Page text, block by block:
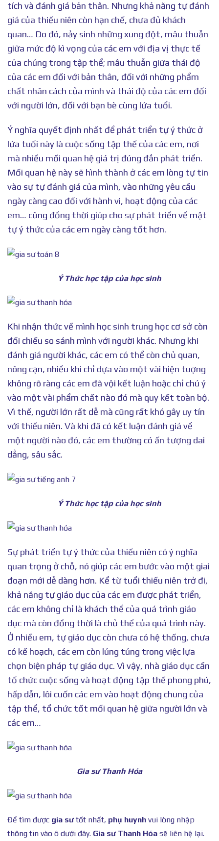
tích và đánh giá bản thân. Nhưng khả năng tự đánh
giá của thiếu niên còn hạn chế, chưa đủ khách
quan… Do đó, nảy sinh những xung đột, mâu thuẫn
giữa mức độ kì vọng của các em với địa vị thực tế
của chúng trong tập thể; mâu thuẫn giữa thái độ
của các em đối với bản thân, đối với những phẩm
chất nhân cách của mình và thái độ của các em đối
với người lớn, đối với bạn bè cùng lứa tuổi.
Ý nghĩa quyết định nhất để phát triển tự ý thức ở
lứa tuổi này là cuộc sống tập thể của các em, nơi
mà nhiều mối quan hệ giá trị đúng đắn phát triển.
Mối quan hệ này sẽ hình thành ở các em lòng tự tin
vào sự tự đánh giá của mình, vào những yêu cầu
ngày càng cao đối với hành vi, hoạt động của các
em… cũng đồng thời giúp cho sự phát triển về mặt
tự ý thức của các em ngày càng tốt hơn.
Ý Thức học tập của học sinh
Khi nhận thức về mình học sinh trung học cơ sở còn
đối chiếu so sánh mình với người khác. Nhưng khi
đánh giá người khác, các em có thể còn chủ quan,
nông cạn, nhiều khi chỉ dựa vào một vài hiện tuợng
không rõ ràng các em đã vội kết luận hoặc chỉ chú ý
vào một vài phẩm chất nào đó mà quy kết toàn bộ.
Vì thế, người lớn rất dễ mà cũng rất khó gây uy tín
với thiếu niên. Và khi đã có kết luận đánh giá về
một người nào đó, các em thường có ấn tượng dai
dẳng, sâu sắc.
Ý Thức học tập của học sinh
Sự phát triển tự ý thức của thiếu niên có ý nghĩa
quan trọng ở chỗ, nó giúp các em bước vào một giai
đoạn mới dễ dàng hơn. Kể từ tuổi thiếu niên trở đi,
khả năng tự giáo dục của các em được phát triển,
các em không chỉ là khách thể của quá trình giáo
dục mà còn đồng thời là chủ thể của quá trình này.
Ở nhiều em, tự giáo dục còn chưa có hệ thống, chưa
có kế hoạch, các em còn lúng túng trong việc lựa
chọn biện pháp tự giáo dục. Vì vậy, nhà giáo dục cần
tổ chức cuộc sống và hoạt động tập thể phong phú,
hấp dẫn, lôi cuốn các em vào hoạt động chung của
tập thể, tổ chức tốt mối quan hệ giữa người lớn và
các em…
Gia sư Thanh Hóa
Để tìm được gia sưtốt nhất, phụ huynh vui lòng nhập
thông tin vào ô dưới đây. Gia sư Thanh Hóa sẽ liên hệ lại.